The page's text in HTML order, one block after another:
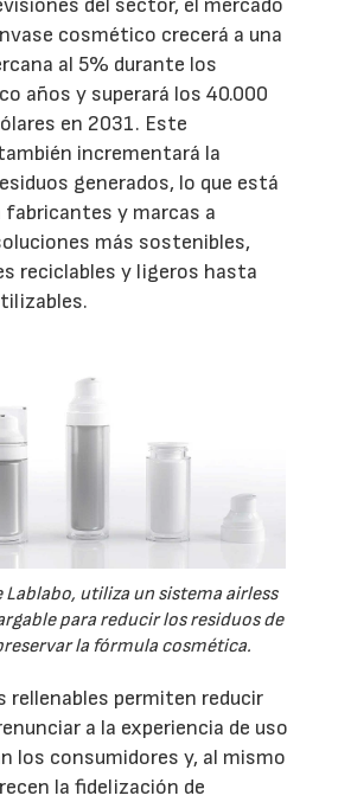
del sector, el mercado
cosmético crecerá a una
al 5% durante los
años y superará los 40.000
en 2031. Este
incrementará la
generados, lo que está
fabricantes y marcas a
más sostenibles,
reciclables y ligeros hasta
Lablabo, utiliza un sistema airless
para reducir los residuos de
la fórmula cosmética.
rellenables permiten reducir
a la experiencia de uso
los consumidores y, al mismo
la fidelización de